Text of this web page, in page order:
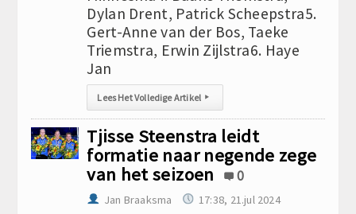
Dylan Drent, Patrick Scheepstra5.
Gert-Anne van der Bos, Taeke
Triemstra, Erwin Zijlstra6. Haye
Jan
Lees Het Volledige Artikel ▸
Tjisse Steenstra leidt
formatie naar negende zege
van het seizoen
0
Jan Braaksma 17:38, 21.jul 2024